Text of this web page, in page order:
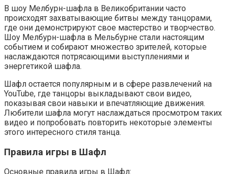
В шоу Мелбурн-шафла в Великобритании часто
происходят захватывающие битвы между танцорами,
где они демонстрируют свое мастерство и творчество.
Шоу Мелбурн-шафла в Мельбурне стали настоящим
событием и собирают множество зрителей, которые
наслаждаются потрясающими выступлениями и
энергетикой шафла.
Шафл остается популярным и в сфере развлечений на
YouTube, где танцоры выкладывают свои видео,
показывая свои навыки и впечатляющие движения.
Любители шафла могут наслаждаться просмотром таких
видео и попробовать повторить некоторые элементы
этого интересного стиля танца.
Правила игры в Шафл
Основные правила игры в Шафл: